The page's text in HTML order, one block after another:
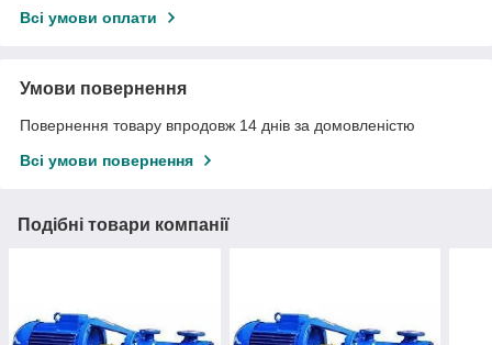
Всі умови оплати
Умови повернення
Повернення товару впродовж 14 днів за домовленістю
Всі умови повернення
Подібні товари компанії